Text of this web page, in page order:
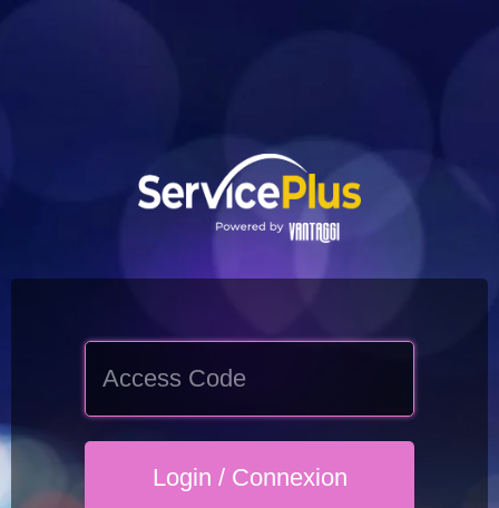
store
using
password: